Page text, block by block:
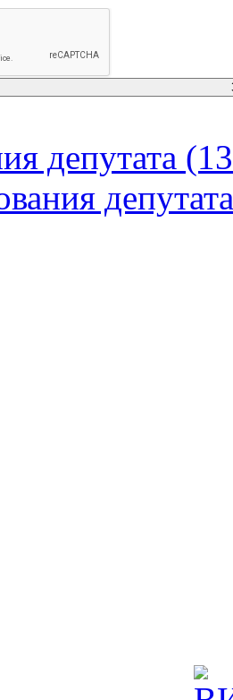
депутата
депутата